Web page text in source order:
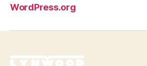
WordPress.org